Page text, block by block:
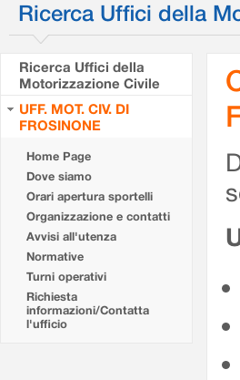
Ricerca Uffici della
Ricerca Uffici della
Motorizzazione Civile
UFF. MOT. CIV. DI
FROSINONE
Home Page
Dove siamo
Orari apertura sportelli
Organizzazione e contatti
Avvisi all'utenza
Normative
Turni operativi
Richiesta
informazioni/Contatta
l'ufficio